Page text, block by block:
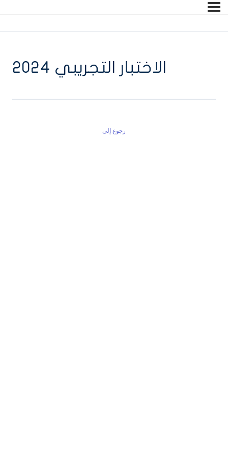
الاختبار التجريبي 2024
رجوع إلى